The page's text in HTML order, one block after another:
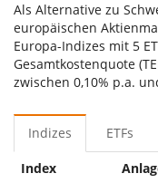
Als Alternative zu
europäischen
Europa-Indizes mit 5
Gesamtkostenquote
zwischen 0,10% p.a.
Indizes ETFs
Index